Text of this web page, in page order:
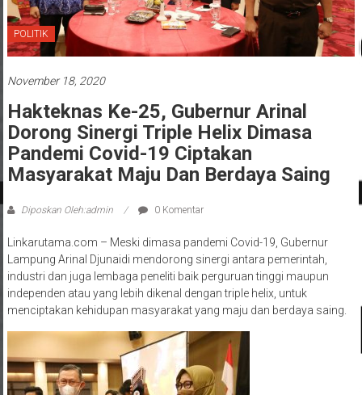
POLITIK
November 18, 2020
Hakteknas Ke-25, Gubernur Arinal
Dorong Sinergi Triple Helix Dimasa
Pandemi Covid-19 Ciptakan
Masyarakat Maju Dan Berdaya Saing
Diposkan Oleh:admin 0 Komentar
Linkarutama.com – Meski dimasa pandemi Covid-19, Gubernur
Lampung Arinal Djunaidi mendorong sinergi antara pemerintah,
industri dan juga lembaga peneliti baik perguruan tinggi maupun
independen atau yang lebih dikenal dengan triple helix, untuk
menciptakan kehidupan masyarakat yang maju dan berdaya saing.